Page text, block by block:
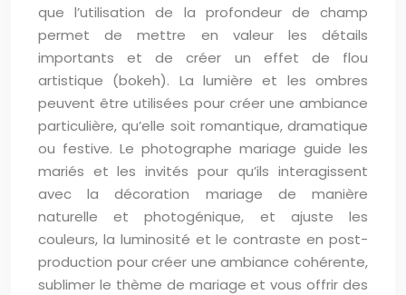
que l’utilisation de la profondeur de champ
permet de mettre en valeur les détails
importants et de créer un effet de flou
artistique (bokeh). La lumière et les ombres
peuvent être utilisées pour créer une ambiance
particulière, qu’elle soit romantique, dramatique
ou festive. Le photographe mariage guide les
mariés et les invités pour qu’ils interagissent
avec la décoration mariage de manière
naturelle et photogénique, et ajuste les
couleurs, la luminosité et le contraste en post-
production pour créer une ambiance cohérente,
sublimer le thème de mariage et vous offrir des